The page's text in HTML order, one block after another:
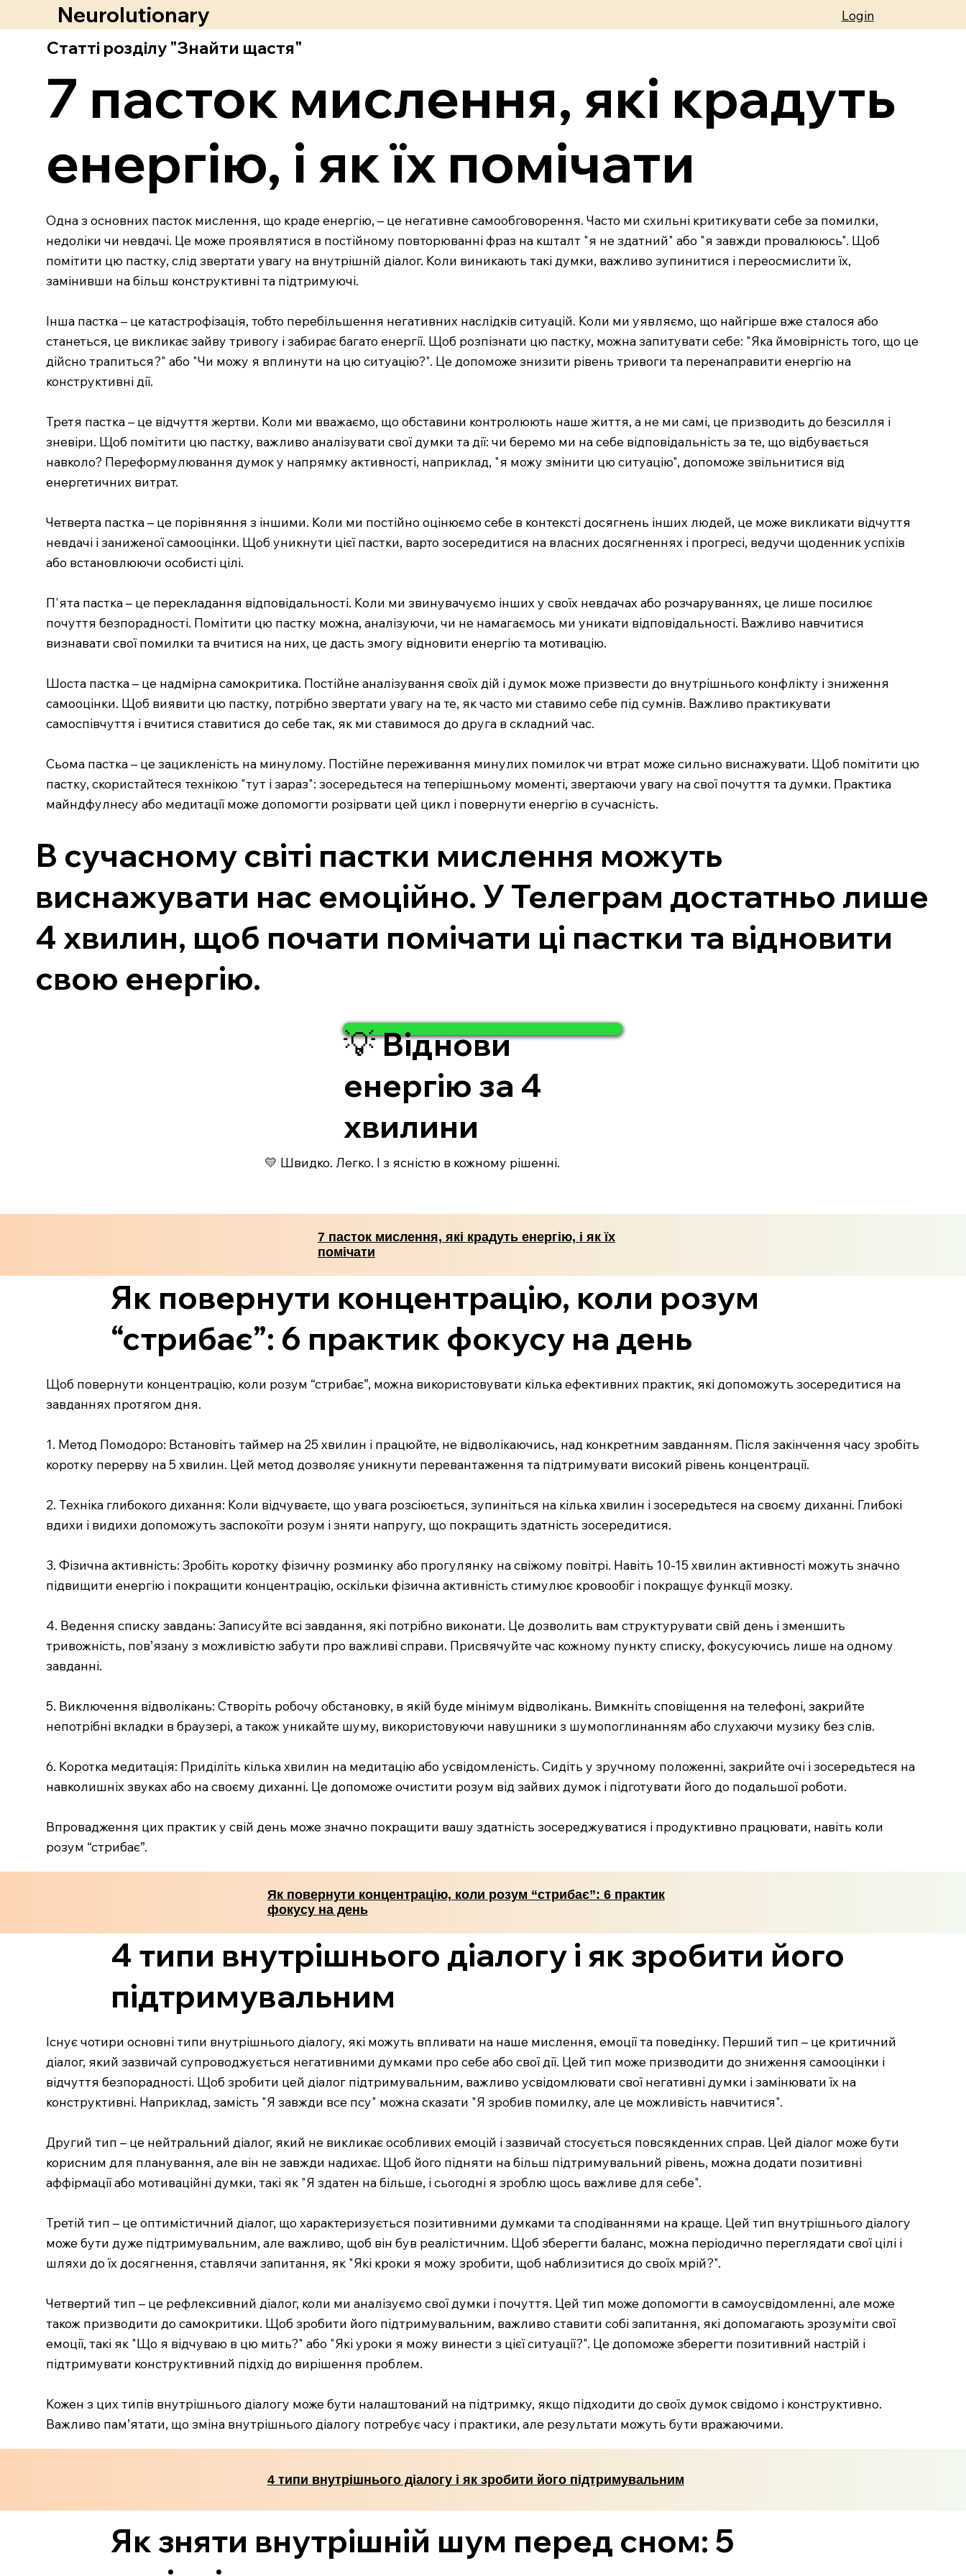
Neurolutionary Login
Статті розділу "Знайти щастя"
7 пасток мислення, які крадуть
енергію, і як їх помічати
Одна з основних пасток мислення, що краде енергію, – це негативне самообговорення. Часто ми схильні критикувати себе за помилки,
недоліки чи невдачі. Це може проявлятися в постійному повторюванні фраз на кшталт "я не здатний" або "я завжди провалююсь". Щоб
помітити цю пастку, слід звертати увагу на внутрішній діалог. Коли виникають такі думки, важливо зупинитися і переосмислити їх,
замінивши на більш конструктивні та підтримуючі.
Інша пастка – це катастрофізація, тобто перебільшення негативних наслідків ситуацій. Коли ми уявляємо, що найгірше вже сталося або
станеться, це викликає зайву тривогу і забирає багато енергії. Щоб розпізнати цю пастку, можна запитувати себе: "Яка ймовірність того, що це
дійсно трапиться?" або "Чи можу я вплинути на цю ситуацію?". Це допоможе знизити рівень тривоги та перенаправити енергію на
конструктивні дії.
Третя пастка – це відчуття жертви. Коли ми вважаємо, що обставини контролюють наше життя, а не ми самі, це призводить до безсилля і
зневіри. Щоб помітити цю пастку, важливо аналізувати свої думки та дії: чи беремо ми на себе відповідальність за те, що відбувається
навколо? Переформулювання думок у напрямку активності, наприклад, "я можу змінити цю ситуацію", допоможе звільнитися від
енергетичних витрат.
Четверта пастка – це порівняння з іншими. Коли ми постійно оцінюємо себе в контексті досягнень інших людей, це може викликати відчуття
невдачі і заниженої самооцінки. Щоб уникнути цієї пастки, варто зосередитися на власних досягненнях і прогресі, ведучи щоденник успіхів
або встановлюючи особисті цілі.
П'ята пастка – це перекладання відповідальності. Коли ми звинувачуємо інших у своїх невдачах або розчаруваннях, це лише посилює
почуття безпорадності. Помітити цю пастку можна, аналізуючи, чи не намагаємось ми уникати відповідальності. Важливо навчитися
визнавати свої помилки та вчитися на них, це дасть змогу відновити енергію та мотивацію.
Шоста пастка – це надмірна самокритика. Постійне аналізування своїх дій і думок може призвести до внутрішнього конфлікту і зниження
самооцінки. Щоб виявити цю пастку, потрібно звертати увагу на те, як часто ми ставимо себе під сумнів. Важливо практикувати
самоспівчуття і вчитися ставитися до себе так, як ми ставимося до друга в складний час.
Сьома пастка – це зацикленість на минулому. Постійне переживання минулих помилок чи втрат може сильно виснажувати. Щоб помітити цю
пастку, скористайтеся технікою "тут і зараз": зосередьтеся на теперішньому моменті, звертаючи увагу на свої почуття та думки. Практика
майндфулнесу або медитації може допомогти розірвати цей цикл і повернути енергію в сучасність.
В сучасному світі пастки мислення можуть
виснажувати нас емоційно. У Телеграм достатньо лише
4 хвилин, щоб почати помічати ці пастки та відновити
свою енергію.
💡 Віднови
енергію за 4
хвилини
💛 Швидко. Легко. І з ясністю в кожному рішенні.
7 пасток мислення, які крадуть енергію, і як їх
помічати
Як повернути концентрацію, коли розум
“стрибає”: 6 практик фокусу на день
Щоб повернути концентрацію, коли розум “стрибає”, можна використовувати кілька ефективних практик, які допоможуть зосередитися на
завданнях протягом дня.
1. Метод Помодоро: Встановіть таймер на 25 хвилин і працюйте, не відволікаючись, над конкретним завданням. Після закінчення часу зробіть
коротку перерву на 5 хвилин. Цей метод дозволяє уникнути перевантаження та підтримувати високий рівень концентрації.
2. Техніка глибокого дихання: Коли відчуваєте, що увага розсіюється, зупиніться на кілька хвилин і зосередьтеся на своєму диханні. Глибокі
вдихи і видихи допоможуть заспокоїти розум і зняти напругу, що покращить здатність зосередитися.
3. Фізична активність: Зробіть коротку фізичну розминку або прогулянку на свіжому повітрі. Навіть 10-15 хвилин активності можуть значно
підвищити енергію і покращити концентрацію, оскільки фізична активність стимулює кровообіг і покращує функції мозку.
4. Ведення списку завдань: Записуйте всі завдання, які потрібно виконати. Це дозволить вам структурувати свій день і зменшить
тривожність, пов’язану з можливістю забути про важливі справи. Присвячуйте час кожному пункту списку, фокусуючись лише на одному
завданні.
5. Виключення відволікань: Створіть робочу обстановку, в якій буде мінімум відволікань. Вимкніть сповіщення на телефоні, закрийте
непотрібні вкладки в браузері, а також уникайте шуму, використовуючи навушники з шумопоглинанням або слухаючи музику без слів.
6. Коротка медитація: Приділіть кілька хвилин на медитацію або усвідомленість. Сидіть у зручному положенні, закрийте очі і зосередьтеся на
навколишніх звуках або на своєму диханні. Це допоможе очистити розум від зайвих думок і підготувати його до подальшої роботи.
Впровадження цих практик у свій день може значно покращити вашу здатність зосереджуватися і продуктивно працювати, навіть коли
розум “стрибає”.
Як повернути концентрацію, коли розум “стрибає”: 6 практик
фокусу на день
4 типи внутрішнього діалогу і як зробити його
підтримувальним
Існує чотири основні типи внутрішнього діалогу, які можуть впливати на наше мислення, емоції та поведінку. Перший тип – це критичний
діалог, який зазвичай супроводжується негативними думками про себе або свої дії. Цей тип може призводити до зниження самооцінки і
відчуття безпорадності. Щоб зробити цей діалог підтримувальним, важливо усвідомлювати свої негативні думки і замінювати їх на
конструктивні. Наприклад, замість "Я завжди все псу" можна сказати "Я зробив помилку, але це можливість навчитися".
Другий тип – це нейтральний діалог, який не викликає особливих емоцій і зазвичай стосується повсякденних справ. Цей діалог може бути
корисним для планування, але він не завжди надихає. Щоб його підняти на більш підтримувальний рівень, можна додати позитивні
аффірмації або мотиваційні думки, такі як "Я здатен на більше, і сьогодні я зроблю щось важливе для себе".
Третій тип – це оптимістичний діалог, що характеризується позитивними думками та сподіваннями на краще. Цей тип внутрішнього діалогу
може бути дуже підтримувальним, але важливо, щоб він був реалістичним. Щоб зберегти баланс, можна періодично переглядати свої цілі і
шляхи до їх досягнення, ставлячи запитання, як "Які кроки я можу зробити, щоб наблизитися до своїх мрій?".
Четвертий тип – це рефлексивний діалог, коли ми аналізуємо свої думки і почуття. Цей тип може допомогти в самоусвідомленні, але може
також призводити до самокритики. Щоб зробити його підтримувальним, важливо ставити собі запитання, які допомагають зрозуміти свої
емоції, такі як "Що я відчуваю в цю мить?" або "Які уроки я можу винести з цієї ситуації?". Це допоможе зберегти позитивний настрій і
підтримувати конструктивний підхід до вирішення проблем.
Кожен з цих типів внутрішнього діалогу може бути налаштований на підтримку, якщо підходити до своїх думок свідомо і конструктивно.
Важливо пам’ятати, що зміна внутрішнього діалогу потребує часу і практики, але результати можуть бути вражаючими.
4 типи внутрішнього діалогу і як зробити його підтримувальним
Як зняти внутрішній шум перед сном: 5